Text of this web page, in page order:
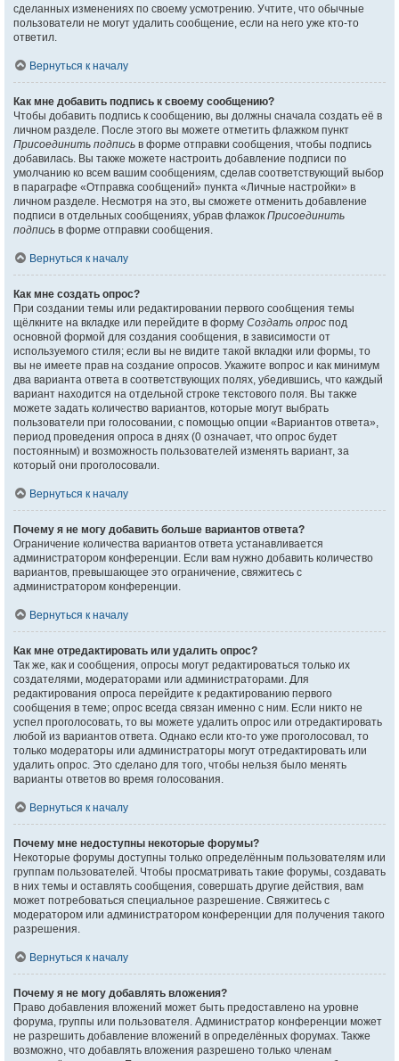
сделанных изменениях по своему усмотрению. Учтите, что обычные
пользователи не могут удалить сообщение, если на него уже кто-то
ответил.
Вернуться к началу
Как мне добавить подпись к своему сообщению?
Чтобы добавить подпись к сообщению, вы должны сначала создать её в
личном разделе. После этого вы можете отметить флажком пункт
Присоединить подпись в форме отправки сообщения, чтобы подпись
добавилась. Вы также можете настроить добавление подписи по
умолчанию ко всем вашим сообщениям, сделав соответствующий выбор
в параграфе «Отправка сообщений» пункта «Личные настройки» в
личном разделе. Несмотря на это, вы сможете отменить добавление
подписи в отдельных сообщениях, убрав флажок Присоединить
подпись в форме отправки сообщения.
Вернуться к началу
Как мне создать опрос?
При создании темы или редактировании первого сообщения темы
щёлкните на вкладке или перейдите в форму Создать опрос под
основной формой для создания сообщения, в зависимости от
используемого стиля; если вы не видите такой вкладки или формы, то
вы не имеете прав на создание опросов. Укажите вопрос и как минимум
два варианта ответа в соответствующих полях, убедившись, что каждый
вариант находится на отдельной строке текстового поля. Вы также
можете задать количество вариантов, которые могут выбрать
пользователи при голосовании, с помощью опции «Вариантов ответа»,
период проведения опроса в днях (0 означает, что опрос будет
постоянным) и возможность пользователей изменять вариант, за
который они проголосовали.
Вернуться к началу
Почему я не могу добавить больше вариантов ответа?
Ограничение количества вариантов ответа устанавливается
администратором конференции. Если вам нужно добавить количество
вариантов, превышающее это ограничение, свяжитесь с
администратором конференции.
Вернуться к началу
Как мне отредактировать или удалить опрос?
Так же, как и сообщения, опросы могут редактироваться только их
создателями, модераторами или администраторами. Для
редактирования опроса перейдите к редактированию первого
сообщения в теме; опрос всегда связан именно с ним. Если никто не
успел проголосовать, то вы можете удалить опрос или отредактировать
любой из вариантов ответа. Однако если кто-то уже проголосовал, то
только модераторы или администраторы могут отредактировать или
удалить опрос. Это сделано для того, чтобы нельзя было менять
варианты ответов во время голосования.
Вернуться к началу
Почему мне недоступны некоторые форумы?
Некоторые форумы доступны только определённым пользователям или
группам пользователей. Чтобы просматривать такие форумы, создавать
в них темы и оставлять сообщения, совершать другие действия, вам
может потребоваться специальное разрешение. Свяжитесь с
модератором или администратором конференции для получения такого
разрешения.
Вернуться к началу
Почему я не могу добавлять вложения?
Право добавления вложений может быть предоставлено на уровне
форума, группы или пользователя. Администратор конференции может
не разрешить добавление вложений в определённых форумах. Также
возможно, что добавлять вложения разрешено только членам